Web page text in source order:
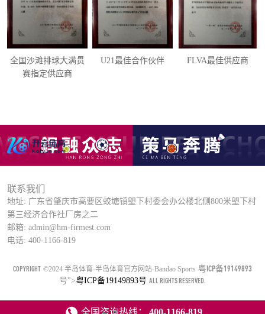
全国沙滩排球大满贯
赛指定供应商
U21最佳合作伙伴 FLVA最佳供应商
联系我们
地址: 广东省肇庆市高要区蛟塘镇塱下村委会办公楼北侧800米塱下村
第三经济合作社厂房之二
邮箱: admin@hm-firmest.com
电话: 400-1166-819
COPYRIGHT ©2024 半岛体育-半岛体育官方网站-Bandao Sports 粤ICP备19149893
号">粤ICP备19149893号 ALL RIGHTS RESERVED.
全国咨询热线： 400-1166-819